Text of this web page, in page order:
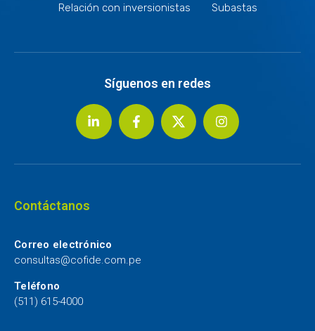
Relación con inversionistas
Subastas
Síguenos en redes
Contáctanos
Correo electrónico
consultas@cofide.com.pe
Teléfono
(511) 615-4000